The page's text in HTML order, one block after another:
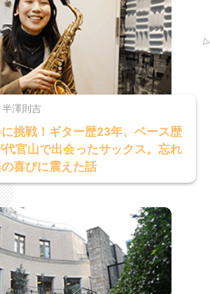
半澤則吉
挑戦！ギター歴23年、ベース歴
官山で出会ったサックス。忘れ
喜びに震えた話